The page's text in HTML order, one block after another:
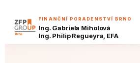
FINANČNÍ PORADENSTVÍ BRNO
Ing. Gabriela Miholová
Ing. Philip Regueyra, EFA
Případové studie
Reality
Hypoteční kalkulačka